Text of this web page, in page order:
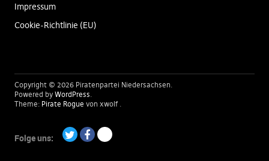
Impressum
Cookie-Richtlinie (EU)
Copyright © 2026 Piratenpartei Niedersachsen
Powered by WordPress
Theme: Pirate Rogue von xwolf
Folge uns: